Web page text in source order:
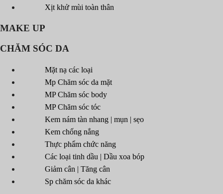
Xịt khử mùi toàn thân
MAKE UP
CHĂM SÓC DA
Mặt nạ các loại
Mp Chăm sóc da mặt
MP Chăm sóc body
MP Chăm sóc tóc
Kem nám tàn nhang | mụn | sẹo
Kem chống nắng
Thực phẩm chức năng
Các loại tinh dầu | Dầu xoa bóp
Giảm cân | Tăng cân
Sp chăm sóc da khác